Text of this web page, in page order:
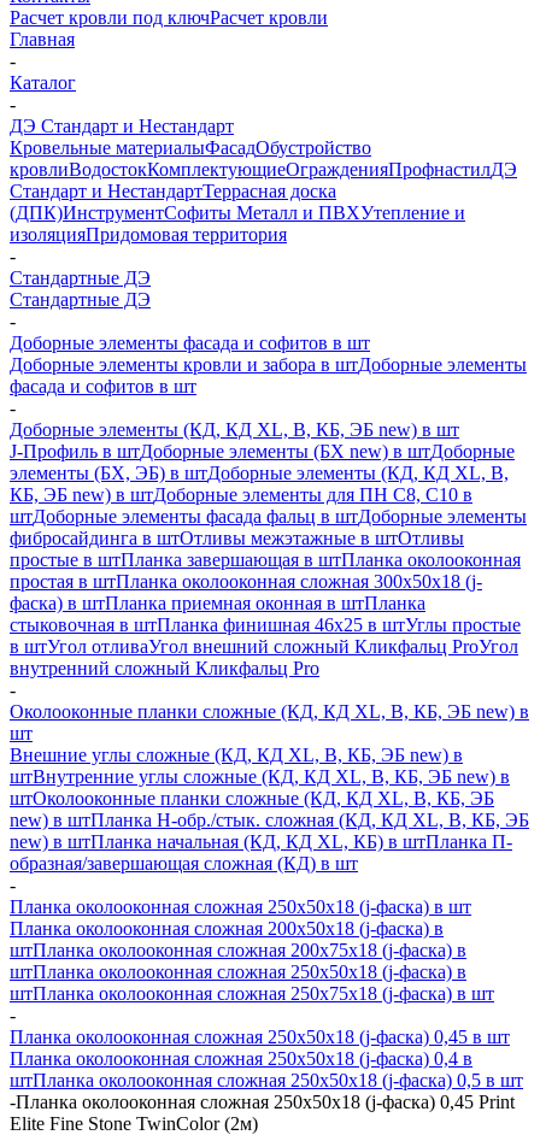
Расчет кровли под ключРасчет кровли
Главная
-
Каталог
-
ДЭ Стандарт и Нестандарт
Кровельные материалыФасадОбустройство
кровлиВодостокКомплектующиеОгражденияПрофнастилДЭ
Стандарт и НестандартТеррасная доска
(ДПК)ИнструментСофиты Металл и ПВХУтепление и
изоляцияПридомовая территория
-
Стандартные ДЭ
Стандартные ДЭ
-
Доборные элементы фасада и софитов в шт
Доборные элементы кровли и забора в штДоборные элементы
фасада и софитов в шт
-
Доборные элементы (КД, КД XL, В, КБ, ЭБ new) в шт
J-Профиль в штДоборные элементы (БХ new) в штДоборные
элементы (БХ, ЭБ) в штДоборные элементы (КД, КД XL, В,
КБ, ЭБ new) в штДоборные элементы для ПН С8, С10 в
штДоборные элементы фасада фальц в штДоборные элементы
фибросайдинга в штОтливы межэтажные в штОтливы
простые в штПланка завершающая в штПланка околооконная
простая в штПланка околооконная сложная 300х50х18 (j-
фаска) в штПланка приемная оконная в штПланка
стыковочная в штПланка финишная 46х25 в штУглы простые
в штУгол отливаУгол внешний сложный Кликфальц ProУгол
внутренний сложный Кликфальц Pro
-
Околооконные планки сложные (КД, КД XL, В, КБ, ЭБ new) в
шт
Внешние углы сложные (КД, КД XL, В, КБ, ЭБ new) в
штВнутренние углы сложные (КД, КД XL, В, КБ, ЭБ new) в
штОколооконные планки сложные (КД, КД XL, В, КБ, ЭБ
new) в штПланка H-обр./стык. сложная (КД, КД XL, В, КБ, ЭБ
new) в штПланка начальная (КД, КД XL, КБ) в штПланка П-
образная/завершающая сложная (КД) в шт
-
Планка околооконная сложная 250х50х18 (j-фаска) в шт
Планка околооконная сложная 200х50х18 (j-фаска) в
штПланка околооконная сложная 200х75х18 (j-фаска) в
штПланка околооконная сложная 250х50х18 (j-фаска) в
штПланка околооконная сложная 250х75х18 (j-фаска) в шт
-
Планка околооконная сложная 250х50х18 (j-фаска) 0,45 в шт
Планка околооконная сложная 250х50х18 (j-фаска) 0,4 в
штПланка околооконная сложная 250х50х18 (j-фаска) 0,5 в шт
-Планка околооконная сложная 250х50х18 (j-фаска) 0,45 Print
Elite Fine Stone TwinColor (2м)